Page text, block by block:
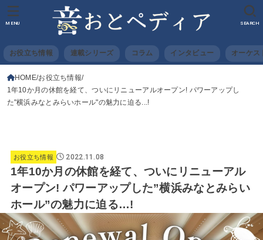
お役立ち情報 連載シリーズ コラム インタビュー オーケス
SEARCH
MENU
HOME お役立ち情報
1年10か月の休館を経て、ついにリニューアルオープン! パワーアップし
た"横浜みなとみらいホール"の魅力に迫る...!
お役立ち情報 2022.11.08
1年10か月の休館を経て、ついにリニューアル
オープン! パワーアップした”横浜みなとみらい
ホール”の魅力に迫る…!